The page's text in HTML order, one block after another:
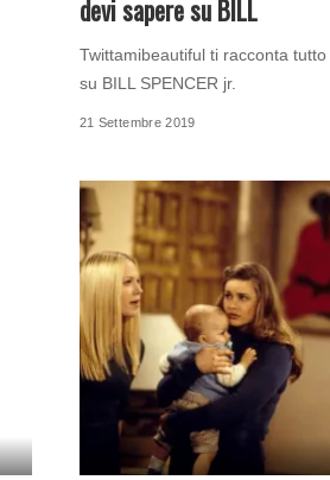
devi sapere su BILL
Twittamibeautiful ti racconta
su BILL SPENCER jr.
21 Settembre 2019